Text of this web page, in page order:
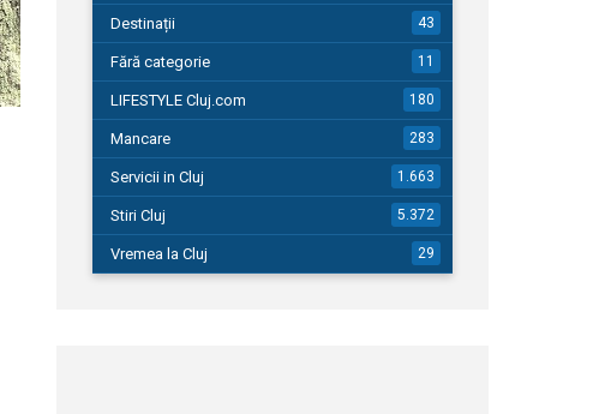
Destinații 43
Fără categorie 11
LIFESTYLE Cluj.com 180
Mancare 283
Servicii in Cluj 1.663
Stiri Cluj 5.372
Vremea la Cluj 29